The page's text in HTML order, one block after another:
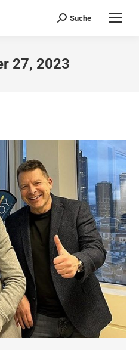
Search:
Suche
27, 2023